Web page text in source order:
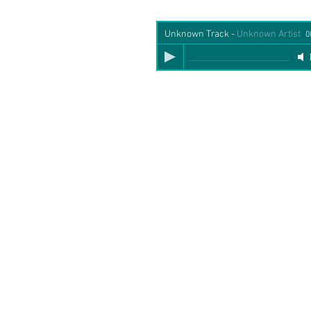
Unknown Track- Unknown Artist